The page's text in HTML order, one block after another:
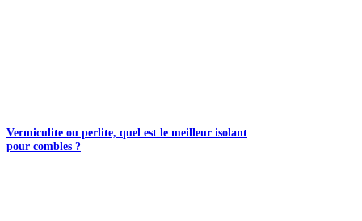
Vermiculite ou perlite, quel est le meilleur isolant
pour combles ?